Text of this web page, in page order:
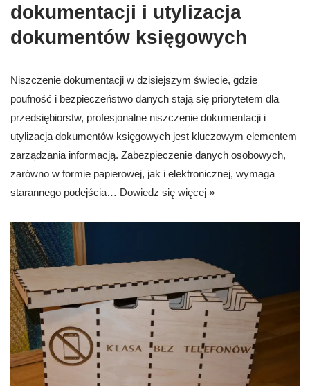
dokumentacji i utylizacja
dokumentów księgowych
Niszczenie dokumentacji w dzisiejszym świecie, gdzie
poufność i bezpieczeństwo danych stają się priorytetem dla
przedsiębiorstw, profesjonalne niszczenie dokumentacji i
utylizacja dokumentów księgowych jest kluczowym elementem
zarządzania informacją. Zabezpieczenie danych osobowych,
zarówno w formie papierowej, jak i elektronicznej, wymaga
starannego podejścia… Dowiedz się więcej »